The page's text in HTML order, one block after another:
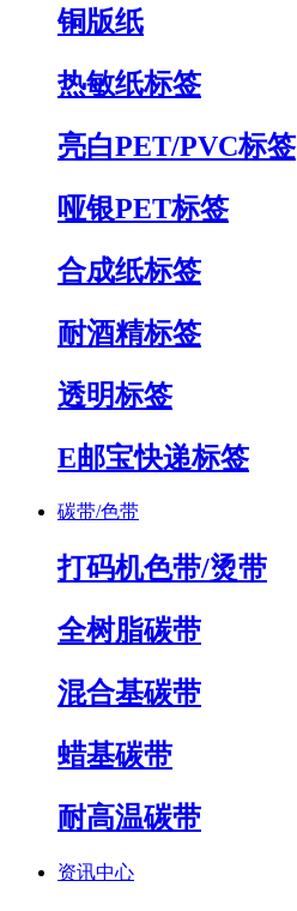
铜版纸
热敏纸标签
亮白PET/PVC标签
哑银PET标签
合成纸标签
耐酒精标签
透明标签
E邮宝快递标签
碳带/色带
打码机色带/烫带
全树脂碳带
混合基碳带
蜡基碳带
耐高温碳带
资讯中心